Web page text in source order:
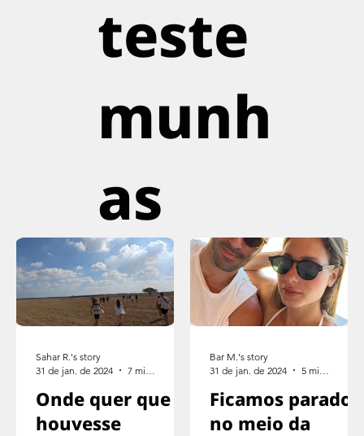
teste
munh
as
Onde quer que
houvesse
Sahar R.'s story
31 de jan. de 2024
Ficamos parados
no meio da
Bar M.'s story
31 de jan. de 2024